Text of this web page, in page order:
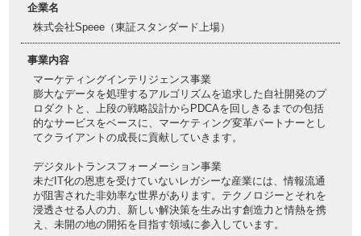
企業名
株式会社Speee（東証スタンダード上場）
事業内容
マーケティングインテリジェンス事業
膨大なデータを処理するアルゴリズムを追求した自社開発のプ
ロダクトと、上段の戦略設計からPDCAを回しきるまでの包括
的なサービスをベースに、マーケティング変革パートナーとし
てクライアントの成長に貢献していきます。
デジタルトランスフォーメーション事業
未だIT化の恩恵を受けていないレガシーな産業には、情報流通
が阻害された非効率な世界があります。テクノロジーとそれを
浸透させる人の力、新しい解決策を生み出す創造力と情熱を携
え、未開の地の開拓を目指す領域に参入しています。